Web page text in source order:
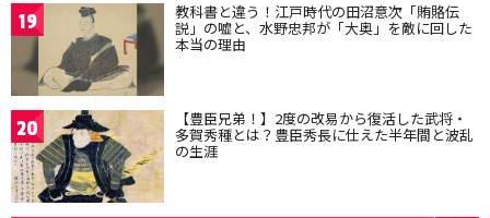
19 教科書と違う！江戸時代の田沼意次「賄賂伝
説」の嘘と、水野忠邦が「大奥」を敵に回した
本当の理由
20 【豊臣兄弟！】2度の改易から復活した武将・
多賀秀種とは？豊臣秀長に仕えた半年間と波乱
の生涯